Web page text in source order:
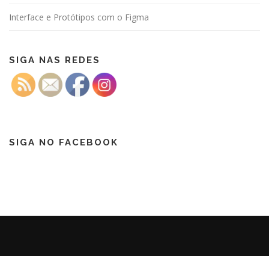
Interface e Protótipos com o Figma
SIGA NAS REDES
SIGA NO FACEBOOK